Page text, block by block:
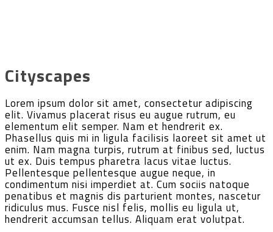
Cityscapes
Lorem ipsum dolor sit amet, consectetur adipiscing
elit. Vivamus placerat risus eu augue rutrum, eu
elementum elit semper. Nam et hendrerit ex.
Phasellus quis mi in ligula facilisis laoreet sit amet ut
enim. Nam magna turpis, rutrum at finibus sed, luctus
ut ex. Duis tempus pharetra lacus vitae luctus.
Pellentesque pellentesque augue neque, in
condimentum nisi imperdiet at. Cum sociis natoque
penatibus et magnis dis parturient montes, nascetur
ridiculus mus. Fusce nisl felis, mollis eu ligula ut,
hendrerit accumsan tellus. Aliquam erat volutpat.